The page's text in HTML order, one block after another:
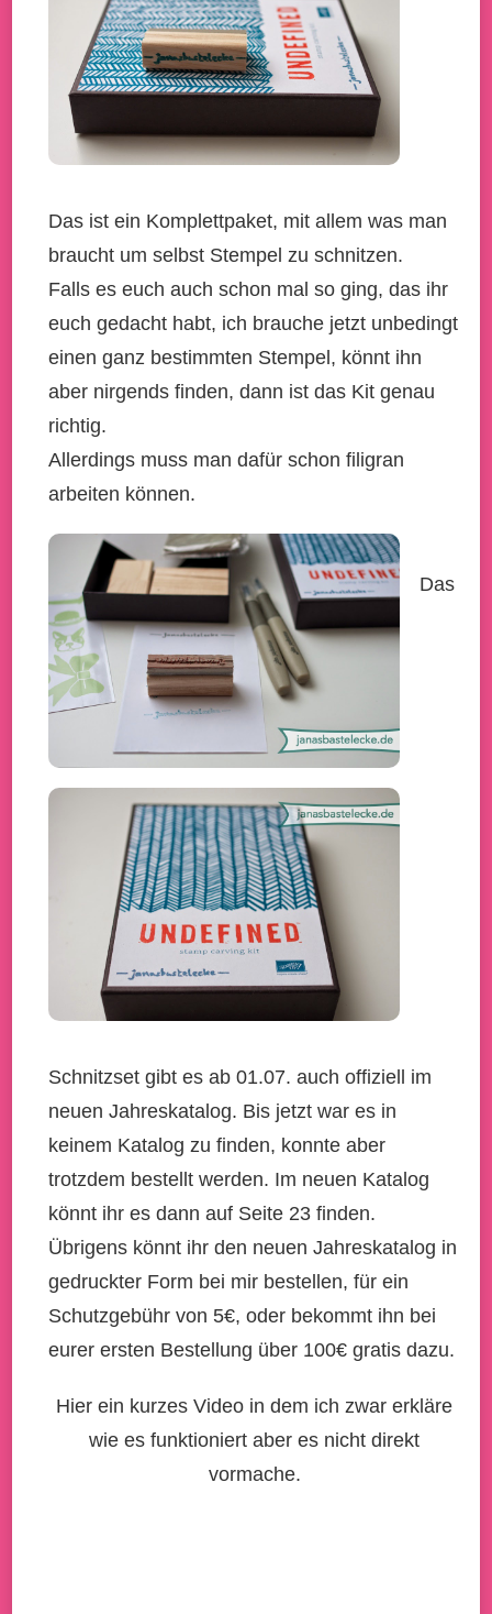
Das ist ein Komplettpaket, mit allem was man
braucht um selbst Stempel zu schnitzen.
Falls es euch auch schon mal so ging, das ihr
euch gedacht habt, ich brauche jetzt unbedingt
einen ganz bestimmten Stempel, könnt ihn
aber nirgends finden, dann ist das Kit genau
richtig.
Allerdings muss man dafür schon filigran
arbeiten können.
Das
Schnitzset gibt es ab 01.07. auch offiziell im
neuen Jahreskatalog. Bis jetzt war es in
keinem Katalog zu finden, konnte aber
trotzdem bestellt werden. Im neuen Katalog
könnt ihr es dann auf Seite 23 finden.
Übrigens könnt ihr den neuen Jahreskatalog in
gedruckter Form bei mir bestellen, für ein
Schutzgebühr von 5€, oder bekommt ihn bei
eurer ersten Bestellung über 100€ gratis dazu.
Hier ein kurzes Video in dem ich zwar erkläre
wie es funktioniert aber es nicht direkt
vormache.